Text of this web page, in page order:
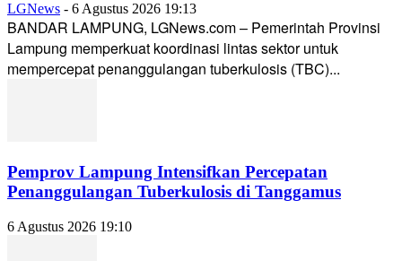
LGNews - 6 Agustus 2026 19:13
BANDAR LAMPUNG, LGNews.com – Pemerintah Provinsi
Lampung memperkuat koordinasi lintas sektor untuk
mempercepat penanggulangan tuberkulosis (TBC)...
Pemprov Lampung Intensifkan Percepatan
Penanggulangan Tuberkulosis di Tanggamus
6 Agustus 2026 19:10